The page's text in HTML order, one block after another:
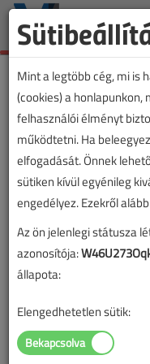
Mint a legtöbb cég, mi is
(cookies) a
felhasználói élményt
működtetni. Ha
elfogadását. Önnek
sütiken kívül egyénileg
engedélyez. Ezekről
Az ön jelenlegi státusza
azonosítója:
állapota:
Elengedhetetlen sütik: